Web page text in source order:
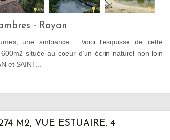
- Royan
une ambiance… Voici l’esquisse de cette
située au coeur d’un écrin naturel non loin
et SAINT...
M2, VUE ESTUAIRE, 4